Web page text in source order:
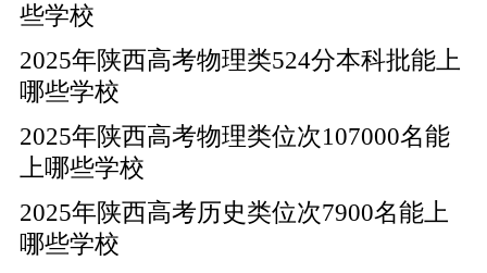
些学校
2025年陕西高考物理类524分本科批能上
哪些学校
2025年陕西高考物理类位次107000名能
上哪些学校
2025年陕西高考历史类位次7900名能上
哪些学校